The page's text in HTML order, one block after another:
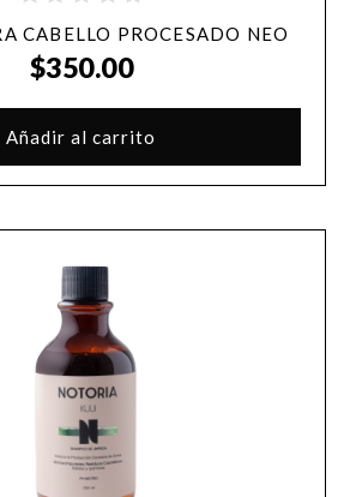
CABELLO PROCESADO NEO
$350.00
Añadir al carrito